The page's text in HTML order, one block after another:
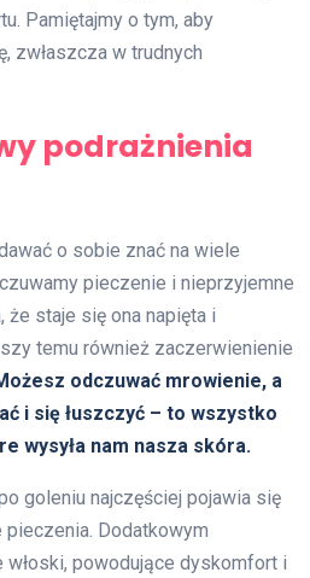
Pamiętajmy o tym, aby
zwłaszcza w trudnych
podrażnienia
o sobie znać na wiele
pieczenie i nieprzyjemne
staje się ona napięta i
temu również zaczerwienienie
odczuwać mrowienie, a
i się łuszczyć – to wszystko
wysyła nam nasza skóra.
goleniu najczęściej pojawia się
Dodatkowym
powodujące dyskomfort i